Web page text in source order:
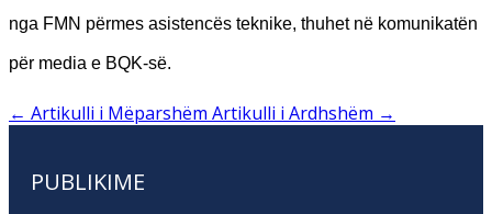
nga FMN përmes asistencës teknike, thuhet në komunikatën
për media e BQK-së.
← Artikulli i Mëparshëm Artikulli i Ardhshëm →
PUBLIKIME